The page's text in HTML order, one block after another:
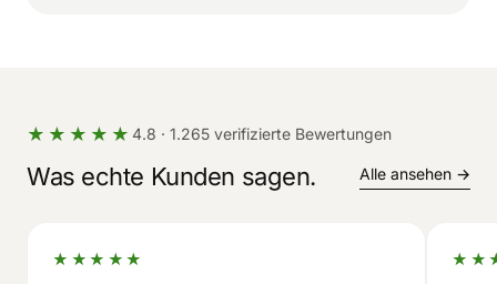
★★★★★ 4.8 · 1.265 verifizierte Bewertungen
Was echte Kunden sagen. Alle ansehen →
★★★★★